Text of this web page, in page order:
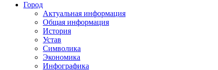
Город
Актуальная информация
Общая информация
История
Устав
Символика
Экономика
Инфографика